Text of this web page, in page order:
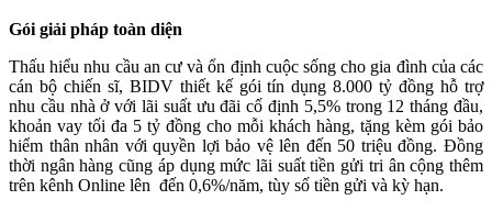
Gói giải pháp toàn diện
Thấu hiểu nhu cầu an cư và ổn định cuộc sống cho gia đình của các
cán bộ chiến sĩ, BIDV thiết kế gói tín dụng 8.000 tỷ đồng hỗ trợ
nhu cầu nhà ở với lãi suất ưu đãi cố định 5,5% trong 12 tháng đầu,
khoản vay tối đa 5 tỷ đồng cho mỗi khách hàng, tặng kèm gói bảo
hiểm thân nhân với quyền lợi bảo vệ lên đến 50 triệu đồng. Đồng
thời ngân hàng cũng áp dụng mức lãi suất tiền gửi tri ân cộng thêm
trên kênh Online lên đến 0,6%/năm, tùy số tiền gửi và kỳ hạn.